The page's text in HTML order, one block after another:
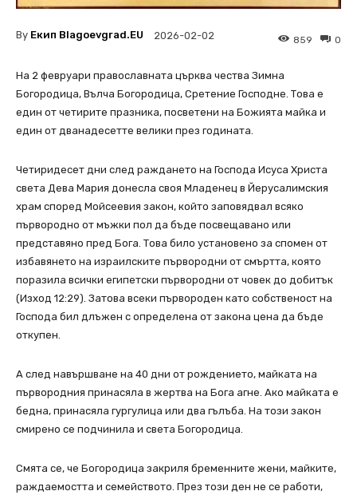
By Екип Blagoevgrad.EU 2026-02-02 0
859
На 2 февруари православната църква чества Зимна
Богородица, Вълча Богородица, Сретение Господне. Това е
един от четирите празника, посветени на Божията майка и
един от дванадесетте велики през годината.
Четиридесет дни след раждането на Господа Исуса Христа
света Дева Мария донесла своя Младенец в Йерусалимския
храм според Мойсеевия закон, който заповядвал всяко
първородно от мъжки пол да бъде посвещавано или
представяно пред Бога. Това било установено за спомен от
избавянето на израилските първородни от смъртта, която
поразила всички египетски първородни от човек до добитък
(Изход 12:29). Затова всеки първороден като собственост на
Господа бил длъжен с определена от закона цена да бъде
откупен.
А след навършване на 40 дни от рождението, майката на
първородния принасяла в жертва на Бога агне. Ако майката е
бедна, принасяла гургулица или два гълъба. На този закон
смирено се подчинила и света Богородица.
Смята се, че Богородица закриля бременните жени, майките,
раждаемостта и семейството. През този ден не се работи,